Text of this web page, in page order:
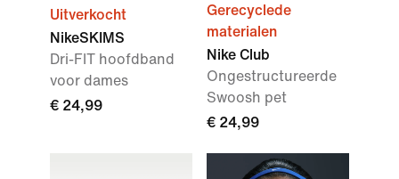
Uitverkocht
NikeSKIMS
Dri-FIT hoofdband
voor dames
€ 24,99
Gerecyclede
materialen
Nike Club
Ongestructureerde
Swoosh pet
€ 24,99